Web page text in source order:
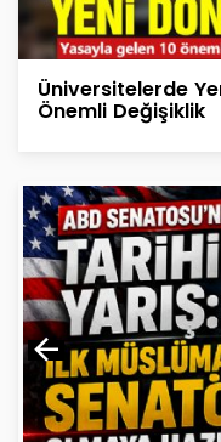
Üniversitelerde
Önemli Değişiklik